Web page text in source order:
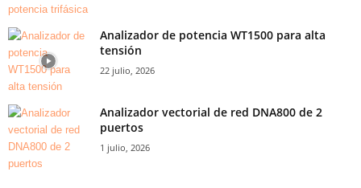
Analizador de potencia WT1500 para alta
tensión
22 julio, 2026
Analizador vectorial de red DNA800 de 2
puertos
1 julio, 2026